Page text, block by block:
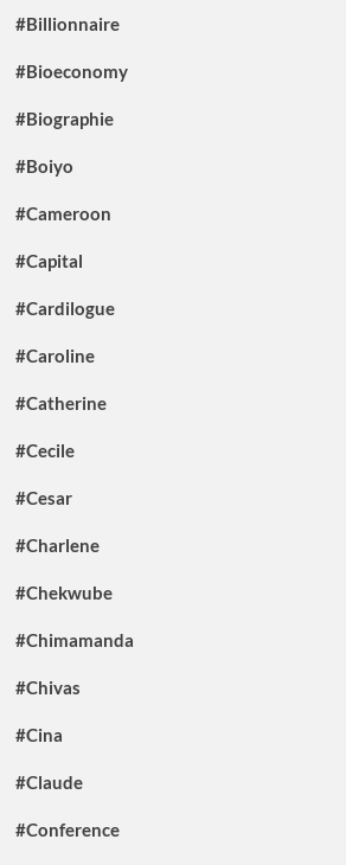
#Billionnaire
#Bioeconomy
#Biographie
#Boiyo
#Cameroon
#Capital
#Cardilogue
#Caroline
#Catherine
#Cecile
#Cesar
#Charlene
#Chekwube
#Chimamanda
#Chivas
#Cina
#Claude
#Conference